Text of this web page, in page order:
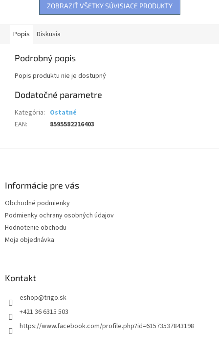
ZOBRAZIŤ VŠETKY SÚVISIACE PRODUKTY
Popis Diskusia
Podrobný popis
Popis produktu nie je dostupný
Dodatočné parametre
Kategória: Ostatné
EAN: 8595582216403
Informácie pre vás
Obchodné podmienky
Podmienky ochrany osobných údajov
Hodnotenie obchodu
Moja objednávka
Kontakt
eshop@trigo.sk
+421 36 6315 503
https://www.facebook.com/profile.php?id=61573537843198